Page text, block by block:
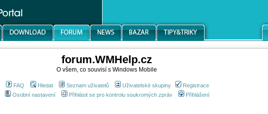
forum.WMHelp.cz
O všem, co souvisí s Windows Mobile
FAQ Hledat Seznam uživatelů Uživatelské skupiny
Registrace
Osobní nastavení
Přihlásit se pro kontrolu soukromých zpráv Přihlášení